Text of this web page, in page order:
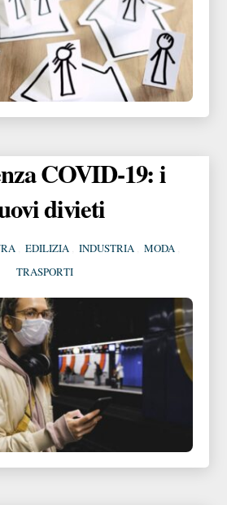
COVID-19: i
divieti
EDILIZIA INDUSTRIA MODA
TRASPORTI